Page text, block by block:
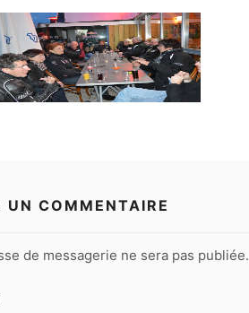
UN COMMENTAIRE
de messagerie ne sera pas publiée.